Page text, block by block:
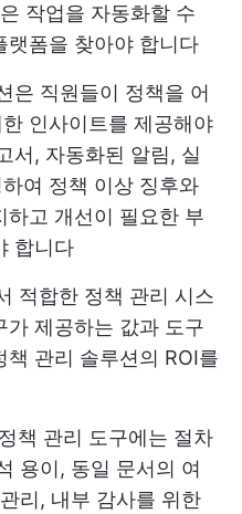
작업을 자동화할 수
랫폼을 찾아야 합니다
은 직원들이 정책을 어
인사이트를 제공해야
서, 자동화된 알림, 실
여 정책 이상 징후와
하고 개선이 필요한 부
합니다
적합한 정책 관리 시스
가 제공하는 값과 도구
관리 솔루션의 ROI를
책 관리 도구에는 절차
용이, 동일 문서의 여
리, 내부 감사를 위한